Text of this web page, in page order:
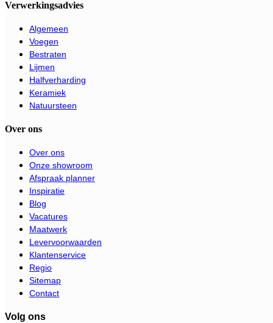
Verwerkingsadvies
Algemeen
Voegen
Bestraten
Lijmen
Halfverharding
Keramiek
Natuursteen
Over ons
Over ons
Onze showroom
Afspraak planner
Inspiratie
Blog
Vacatures
Maatwerk
Levervoorwaarden
Klantenservice
Regio
Sitemap
Contact
Volg ons